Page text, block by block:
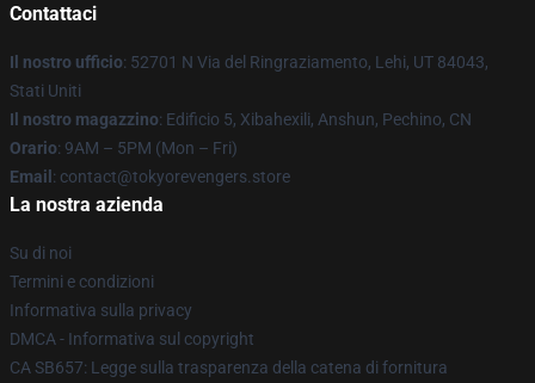
Contattaci
Il nostro ufficio: 52701 N Via del Ringraziamento, Lehi, UT 84043,
Stati Uniti
Il nostro magazzino: Edificio 5, Xibahexili, Anshun, Pechino, CN
Orario: 9AM – 5PM (Mon – Fri)
Email : contact@tokyorevengers.store
La nostra azienda
Su di noi
Termini e condizioni
Informativa sulla privacy
DMCA - Informativa sul copyright
CA SB657: Legge sulla trasparenza della catena di fornitura